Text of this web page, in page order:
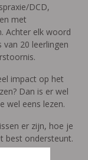
DCD,
met
Achter elk woord
van 20 leerlingen
impact op het
Dan is er wel
wel eens lezen.
er zijn, hoe je
best ondersteunt.